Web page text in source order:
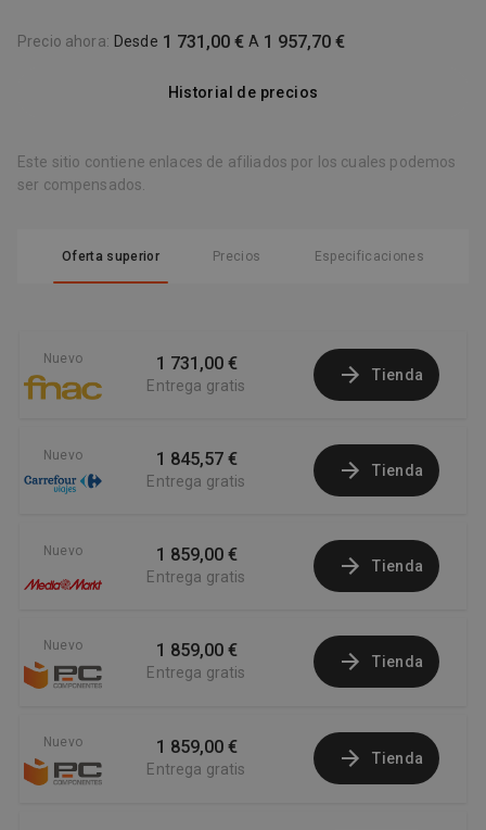
Precio ahora: Desde 1 731,00 € A 1 957,70 €
Historial de precios
Este sitio contiene enlaces de afiliados por los cuales podemos
ser compensados.
Oferta superior Precios Especificaciones
Nuevo 1 731,00 €
Entrega gratis
Tienda
Nuevo 1 845,57 €
Entrega gratis
Tienda
Nuevo 1 859,00 €
Entrega gratis
Tienda
Nuevo 1 859,00 €
Entrega gratis
Tienda
Nuevo 1 859,00 €
Entrega gratis
Tienda